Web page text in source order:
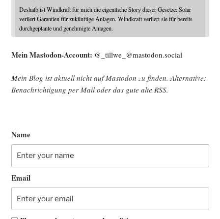
Deshalb ist Windkraft für mich die eigentliche Story dieser Gesetze: Solar
verliert Garantien für zukünftige Anlagen. Windkraft verliert sie für bereits
durchgeplante und genehmigte Anlagen.
Mein Mast­o­don-Account: @_tillwe_@mastodon.social
Mein Blog ist aktu­ell nicht auf Mast­o­don zu fin­den. Alter­na­ti­ve:
Benach­rich­ti­gung per Mail oder das gute alte RSS.
Name
Email